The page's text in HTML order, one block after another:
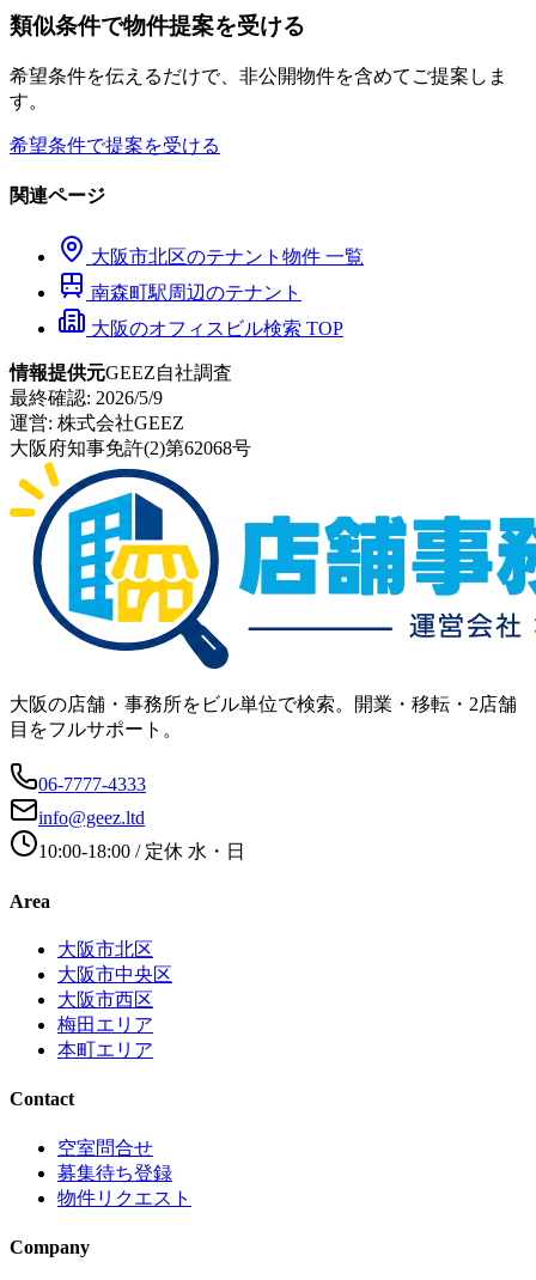
類似条件で物件提案を受ける
希望条件を伝えるだけで、非公開物件を含めてご提案しま
す。
希望条件で提案を受ける
関連ページ
大阪市北区のテナント物件 一覧
南森町駅周辺のテナント
大阪のオフィスビル検索 TOP
情報提供元GEEZ自社調査
最終確認: 2026/5/9
運営: 株式会社GEEZ
大阪府知事免許(2)第62068号
大阪の店舗・事務所をビル単位で検索。開業・移転・2店舗
目をフルサポート。
06-7777-4333
info@geez.ltd
10:00-18:00 / 定休 水・日
Area
大阪市北区
大阪市中央区
大阪市西区
梅田エリア
本町エリア
Contact
空室問合せ
募集待ち登録
物件リクエスト
Company